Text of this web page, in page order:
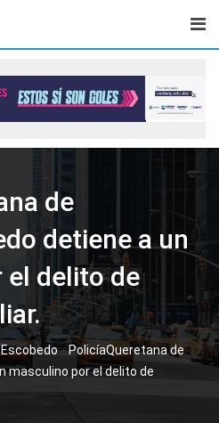
de
detiene a un
el delito de
-PolicíaQueretana de
masculino por el delito de